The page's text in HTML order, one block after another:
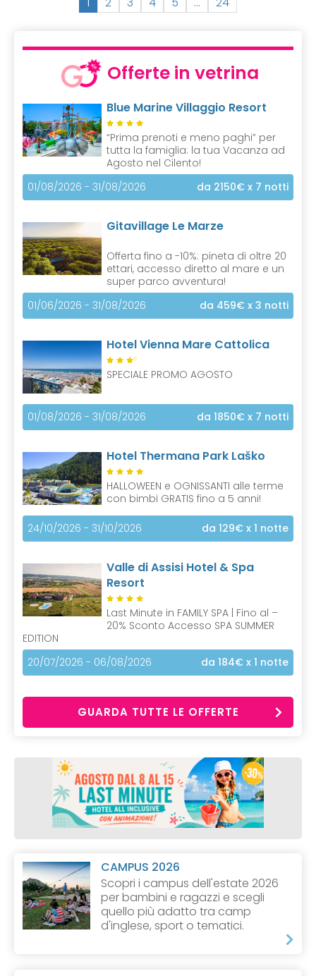
c
r
r
e
t
)
Offerte in vetrina
Blue Marine Villaggio Resort
“Prima prenoti e meno paghi” per
tutta la famiglia: la tua Vacanza ad
Agosto nel Cilento!
01/08/2026 - 31/08/2026
da 2150€ x 7 notti
Gitavillage Le Marze
Offerta fino a -10%: pineta di oltre 20
ettari, accesso diretto al mare e un
super parco avventura!
01/06/2026 - 31/08/2026
da 459€ x 3 notti
Hotel Vienna Mare Cattolica
S
SPECIALE PROMO AGOSTO
01/08/2026 - 31/08/2026 da 1850€ x 7 notti
Hotel Thermana Park Laško
HALLOWEEN e OGNISSANTI alle terme
con bimbi GRATIS fino a 5 anni!
24/10/2026 - 31/10/2026 da 129€ x 1 notte
Valle di Assisi Hotel & Spa
Resort
Last Minute in FAMILY SPA | Fino al –
20% Sconto Accesso SPA SUMMER
EDITION
20/07/2026 - 06/08/2026
da 184€ x 1 notte
GUARDA TUTTE LE OFFERTE
CAMPUS 2026
Scopri i campus dell'estate 2026
per bambini e ragazzi e scegli
quello più adatto tra camp
d'inglese, sport o tematici.